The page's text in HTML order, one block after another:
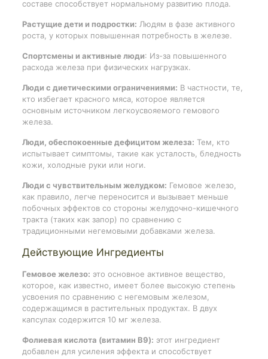
составе способствует нормальному развитию плода.
Растущие дети и подростки: Людям в фазе активного
роста, у которых повышенная потребность в железе.
Спортсмены и активные люди: Из-за повышенного
расхода железа при физических нагрузках.
Люди с диетическими ограничениями: В частности, те,
кто избегает красного мяса, которое является
основным источником легкоусвояемого гемового
железа.
Люди, обеспокоенные дефицитом железа: Тем, кто
испытывает симптомы, такие как усталость, бледность
кожи, холодные руки или ноги.
Люди с чувствительным желудком: Гемовое железо,
как правило, легче переносится и вызывает меньше
побочных эффектов со стороны желудочно-кишечного
тракта (таких как запор) по сравнению с
традиционными негемовыми добавками железа.
Действующие Ингредиенты
Гемовое железо: это основное активное вещество,
которое, как известно, имеет более высокую степень
усвоения по сравнению с негемовым железом,
содержащимся в растительных продуктах. В двух
капсулах содержится 10 мг железа.
Фолиевая кислота (витамин B9): этот ингредиент
добавлен для усиления эффекта и способствует